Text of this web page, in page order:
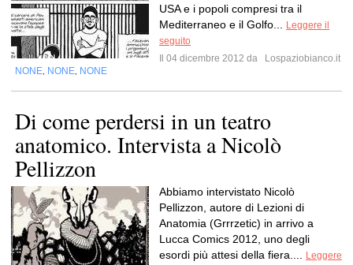
USA e i popoli compresi tra il
Mediterraneo e il Golfo...
Leggere il
seguito
Il 04 dicembre 2012 da
Lospaziobianco.it
NONE NONE NONE
Di come perdersi in un teatro
anatomico. Intervista a Nicolò
Pellizzon
Abbiamo intervistato Nicolò
Pellizzon, autore di Lezioni di
Anatomia (Grrrzetic) in arrivo a
Lucca Comics 2012, uno degli
esordi più attesi della fiera....
Leggere